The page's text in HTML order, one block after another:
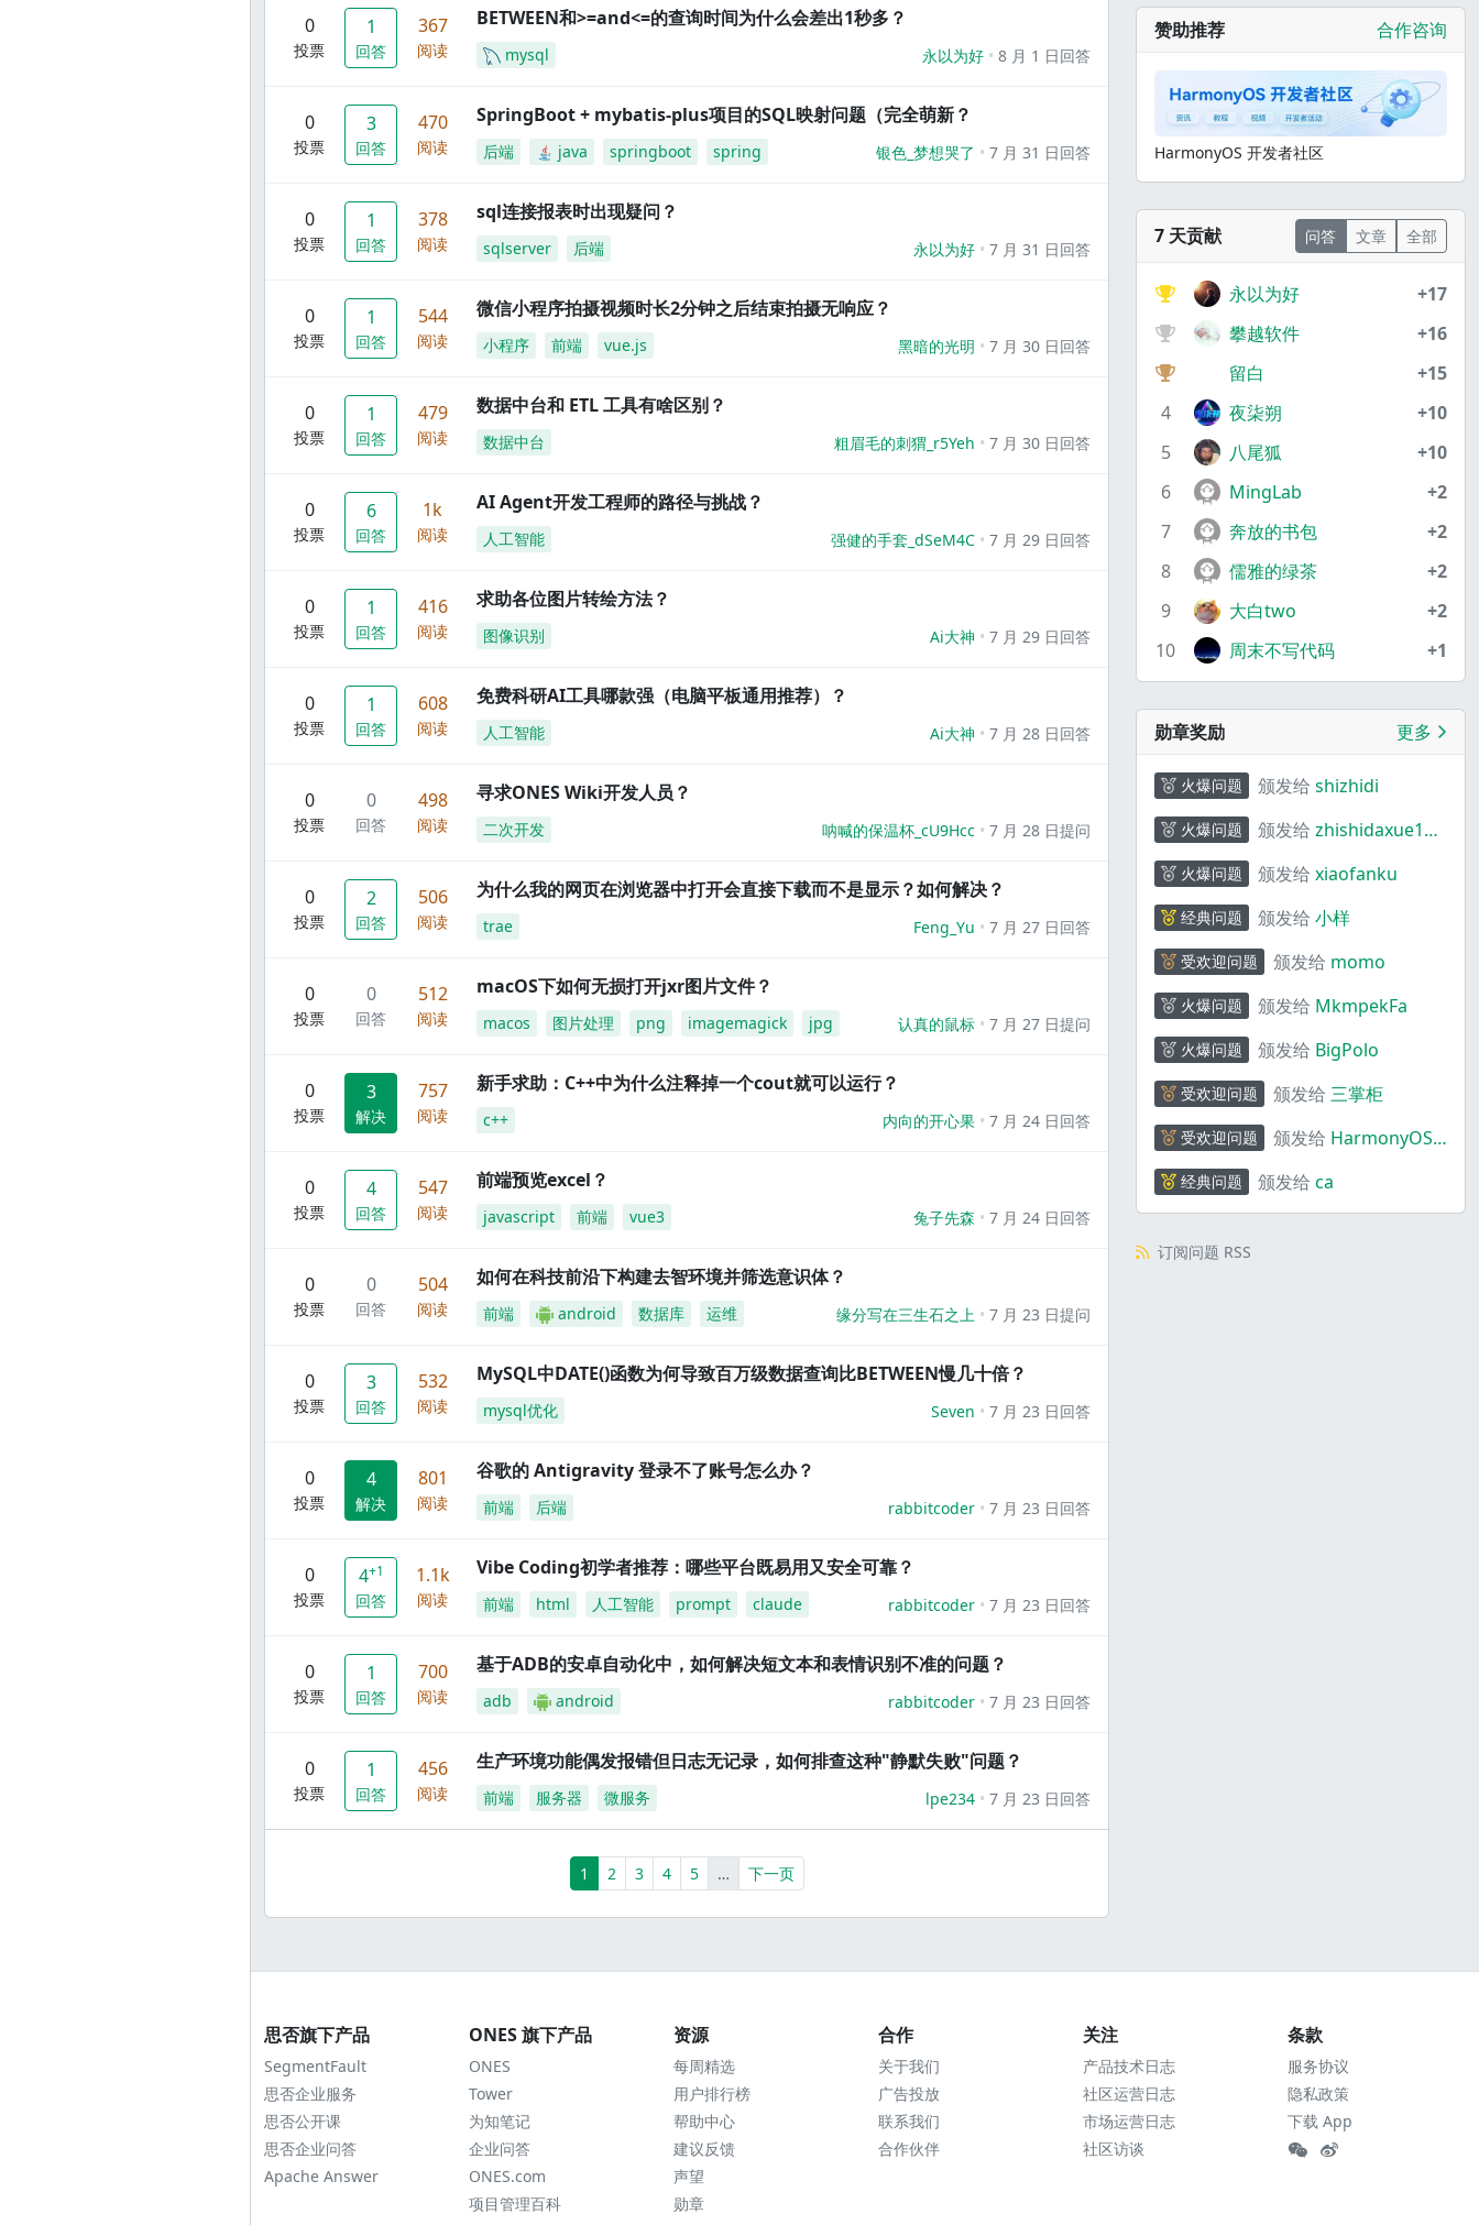
0
投票
1
回答
367
阅读
BETWEEN和>=and<=的查询时间为什么会差出1秒多？
mysql 永以为好 8 月 1 日回答
0
投票
3
回答
470
阅读
SpringBoot + mybatis-plus项目的SQL映射问题（完全萌新？
后端 java springboot spring 银色_梦想哭了 7 月 31 日回答
0
投票
1
回答
378
阅读
sql连接报表时出现疑问？
sqlserver 后端 永以为好 7 月 31 日回答
0
投票
1
回答
544
阅读
微信小程序拍摄视频时长2分钟之后结束拍摄无响应？
小程序 前端 vue.js 黑暗的光明 7 月 30 日回答
0
投票
1
回答
479
阅读
数据中台和 ETL 工具有啥区别？
数据中台 粗眉毛的刺猬_r5Yeh 7 月 30 日回答
0
投票
6
回答
1k
阅读
AI Agent开发工程师的路径与挑战？
人工智能 强健的手套_dSeM4C 7 月 29 日回答
0
投票
1
回答
416
阅读
求助各位图片转绘方法？
图像识别 Ai大神 7 月 29 日回答
0
投票
1
回答
608
阅读
免费科研AI工具哪款强（电脑平板通用推荐）？
人工智能 Ai大神 7 月 28 日回答
0
投票
0
回答
498
阅读
寻求ONES Wiki开发人员？
二次开发 呐喊的保温杯_cU9Hcc 7 月 28 日提问
0
投票
2
回答
506
阅读
为什么我的网页在浏览器中打开会直接下载而不是显示？如何解决？
trae Feng_Yu 7 月 27 日回答
0
投票
0
回答
512
阅读
macOS下如何无损打开jxr图片文件？
macos 图片处理 png imagemagick jpg 认真的鼠标 7 月 27 日提问
0
投票
3
解决
757
阅读
新手求助：C++中为什么注释掉一个cout就可以运行？
c++ 内向的开心果 7 月 24 日回答
0
投票
4
回答
547
阅读
前端预览excel？
javascript 前端 vue3 兔子先森 7 月 24 日回答
0
投票
0
回答
504
阅读
如何在科技前沿下构建去智环境并筛选意识体？
前端 android 数据库 运维 缘分写在三生石之上 7 月 23 日提问
0
投票
3
回答
532
阅读
MySQL中DATE()函数为何导致百万级数据查询比BETWEEN慢几十倍？
mysql优化 Seven 7 月 23 日回答
0
投票
4
解决
801
阅读
谷歌的 Antigravity 登录不了账号怎么办？
前端 后端 rabbitcoder 7 月 23 日回答
0
投票
4+1
回答
1.1k
阅读
Vibe Coding初学者推荐：哪些平台既易用又安全可靠？
前端 html 人工智能 prompt claude rabbitcoder 7 月 23 日回答
0
投票
1
回答
700
阅读
基于ADB的安卓自动化中，如何解决短文本和表情识别不准的问题？
adb android rabbitcoder 7 月 23 日回答
0
投票
1
回答
456
阅读
生产环境功能偶发报错但日志无记录，如何排查这种"静默失败"问题？
前端 服务器 微服务 lpe234 7 月 23 日回答
1 (current)
2 3 4 5 …More下一页
赞助推荐 合作咨询
HarmonyOS 开发者社区
7 天贡献 问答 文章 全部
永以为好
+17
攀越软件
+16
留白
+15
4
夜柒朔
+10
5
八尾狐
+10
6
MingLab
+2
7
奔放的书包
+2
8
儒雅的绿茶
+2
9
大白two
+2
10
周末不写代码 +1
勋章奖励 更多
火爆问题 颁发给 shizhidi
火爆问题 颁发给 zhishidaxue198
火爆问题 颁发给 xiaofanku
经典问题 颁发给 小样
受欢迎问题 颁发给 momo
火爆问题 颁发给 MkmpekFa
火爆问题 颁发给 BigPolo
受欢迎问题 颁发给 三掌柜
受欢迎问题 颁发给 HarmonyOS
经典问题 颁发给 ca
订阅问题 RSS
思否旗下产品
SegmentFault
思否企业服务
思否公开课
思否企业问答
Apache Answer
ONES 旗下产品
ONES
Tower
为知笔记
企业问答
ONES.com
项目管理百科
资源
每周精选
用户排行榜
帮助中心
建议反馈
声望
勋章
合作
关于我们
广告投放
联系我们
合作伙伴
关注
产品技术日志
社区运营日志
市场运营日志
社区访谈
条款
服务协议
隐私政策
下载 App